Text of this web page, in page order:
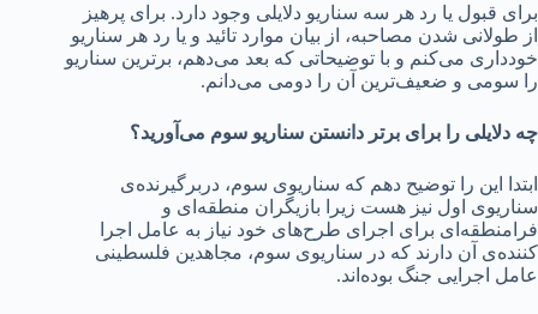
برای قبول یا رد هر سه سناریو دلایلی وجود دارد. برای پرهیز
از طولانی شدن مصاحبه، از بیان موارد تائید و یا رد هر سناریو
خودداری می‌کنم و با توضیحاتی که بعد می‌دهم، برترین سناریو
را سومی و ضعیف‌ترین آن را دومی می‌دانم.
چه دلایلی را برای برتر دانستن سناریو سوم می‌آورید؟
ابتدا این را توضیح دهم که سناریوی سوم، دربرگیرنده‌ی
سناریوی اول نیز هست زیرا بازیگران منطقه‌ای و
فرامنطقه‌ای برای اجرای طرح‌های خود نیاز به عامل اجرا
کننده‌ی آن دارند که در سناریوی سوم، مجاهدین فلسطینی
عامل اجرایی جنگ بوده‌اند.